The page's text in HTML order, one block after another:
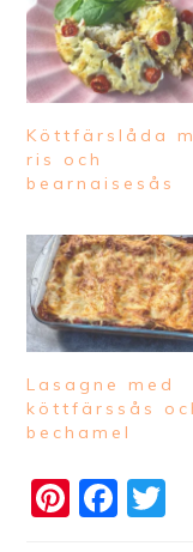
Köttfärslåda
ris och
bearnaisesås
Lasagne med
köttfärssås
bechamel